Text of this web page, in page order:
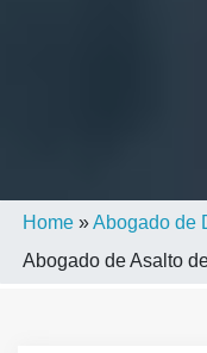
Home »Abogado de
Abogado de Asalto